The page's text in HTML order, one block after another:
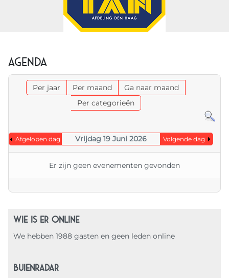
Agenda
Per jaar Per maand
Ga naar maand
Per categorieën
Afgelopen dag Vrijdag 19 Juni 2026 Volgende dag
Er zijn geen evenementen gevonden
WIE IS ER ONLINE
We hebben 1988 gasten en geen leden online
BUIENRADAR